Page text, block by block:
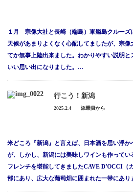
１月 宗像大社と長崎（端島）軍艦島クルーズ
天候があまりよくなく心配してましたが、宗
てか無事上陸出来ました。わかりやすい説明
いい思い出になりました。…
行こう！新潟
2025.2.4 添乗員から
米どころ『新潟』と言えば、日本酒を思い浮か
が、しかし、新潟には美味しワインも作って
フレンチを堪能してきましたCAVE D'OCCI（
部にあり、広大な葡萄畑に囲まれた一帯にあ